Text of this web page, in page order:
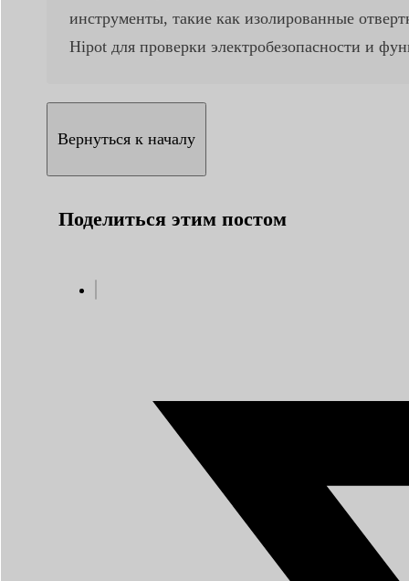
инструменты, такие как изолированные
Hipot для проверки электробезопасности и
Вернуться к началу
Поделиться этим постом